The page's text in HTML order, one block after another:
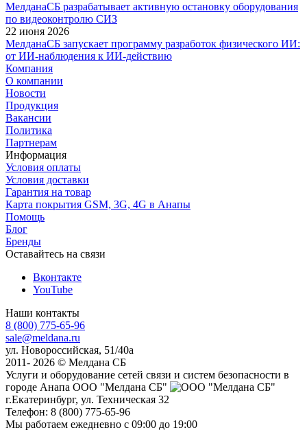
МелданаСБ разрабатывает активную остановку оборудования
по видеоконтролю СИЗ
22 июня 2026
МелданаСБ запускает программу разработок физического ИИ:
от ИИ-наблюдения к ИИ-действию
Компания
О компании
Новости
Продукция
Вакансии
Политика
Партнерам
Информация
Условия оплаты
Условия доставки
Гарантия на товар
Карта покрытия GSM, 3G, 4G в Анапы
Помощь
Блог
Бренды
Оставайтесь на связи
Вконтакте
YouTube
Наши контакты
8 (800) 775-65-96
sale@meldana.ru
ул. Новороссийская, 51/40а
2011- 2026 © Мелдана СБ
Услуги и оборудование сетей связи и систем безопасности в
городе Анапа ООО "Мелдана СБ"
г.Екатеринбург, ул. Техническая 32
Телефон: 8 (800) 775-65-96
Мы работаем ежедневно с 09:00 до 19:00